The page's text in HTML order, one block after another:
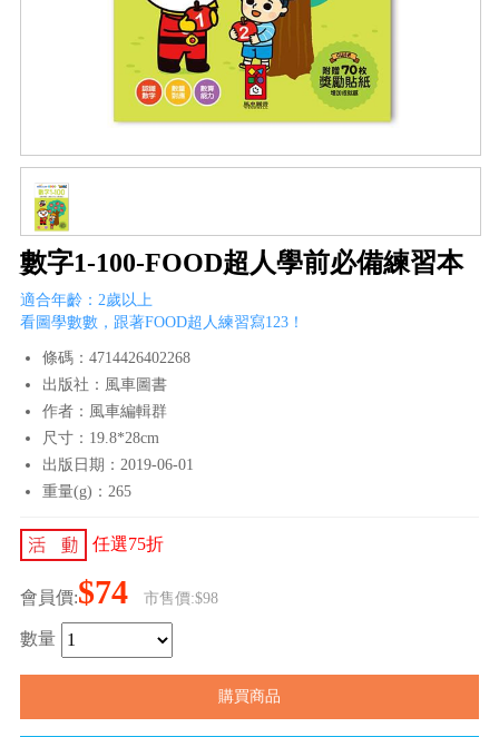
數字1-100-FOOD超人學前必備練習本
適合年齡：2歲以上
看圖學數數，跟著FOOD超人練習寫123！
條碼：4714426402268
出版社：風車圖書
作者：風車編輯群
尺寸：19.8*28cm
出版日期：2019-06-01
重量(g)：265
任選75折
會員價:$74 市售價:$98
數量